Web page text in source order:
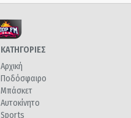
ΚΑΤΗΓΟΡΙΕΣ
Αρχική
Ποδόσφαιρο
Μπάσκετ
Αυτοκίνητο
Sports